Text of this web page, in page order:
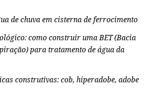
de chuva em cisterna de ferrocimento
como construir uma BET (Bacia
para tratamento de água da
construtivas: cob, hiperadobe, adobe